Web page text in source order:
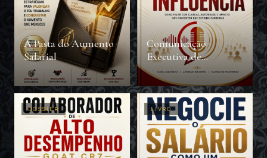
A Pasta do Aumento
Salarial
Comunicação
Executiva de
Influência
DOSSIER LIVRO